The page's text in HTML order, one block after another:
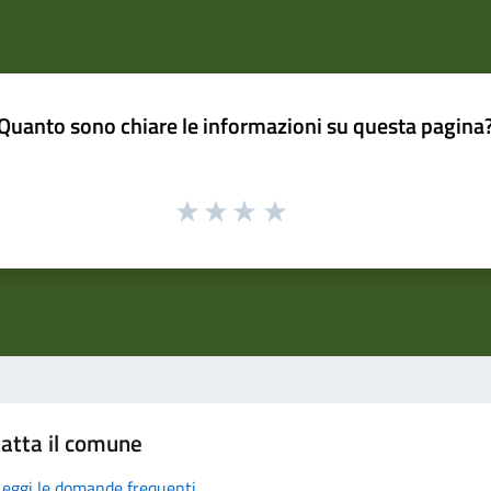
sono chiare le informazioni su questa
il comune